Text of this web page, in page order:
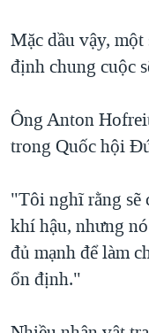
Mặc dầu vậy, một
định chung cuộc
Ông Anton
trong Quốc hội
"Tôi nghĩ rằng
khí hậu, nhưng
đủ mạnh để làm
ổn định."